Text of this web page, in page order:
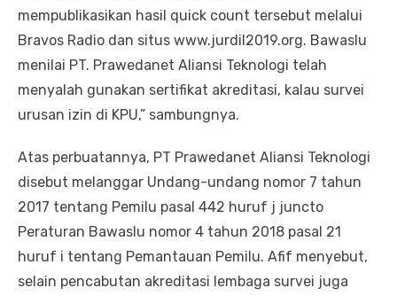
mempublikasikan hasil quick count tersebut melalui
Bravos Radio dan situs www.jurdil2019.org. Bawaslu
menilai PT. Prawedanet Aliansi Teknologi telah
menyalah gunakan sertifikat akreditasi, kalau survei
urusan izin di KPU,” sambungnya.
Atas perbuatannya, PT Prawedanet Aliansi Teknologi
disebut melanggar Undang-undang nomor 7 tahun
2017 tentang Pemilu pasal 442 huruf j juncto
Peraturan Bawaslu nomor 4 tahun 2018 pasal 21
huruf i tentang Pemantauan Pemilu. Afif menyebut,
selain pencabutan akreditasi lembaga survei juga